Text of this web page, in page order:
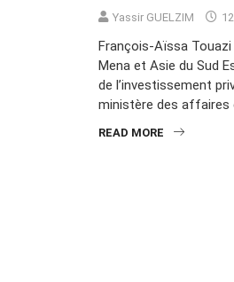
Yassir GUELZIM
François-Aïssa
Mena et Asie du Sud
de l’investissement
ministère des affaires
READ MORE